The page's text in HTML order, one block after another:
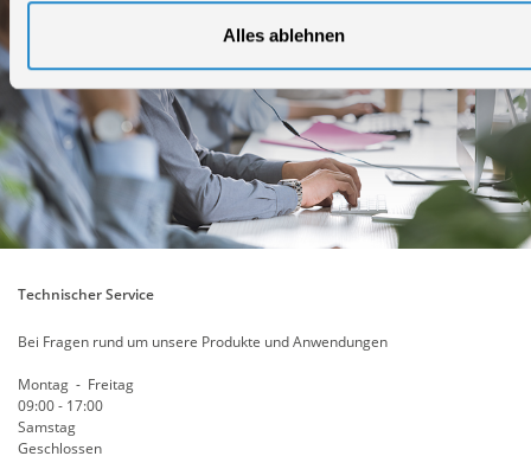
Alles ablehnen
Technischer Service
Bei Fragen rund um unsere Produkte und Anwendungen
Montag - Freitag
09:00 - 17:00
Samstag
Geschlossen